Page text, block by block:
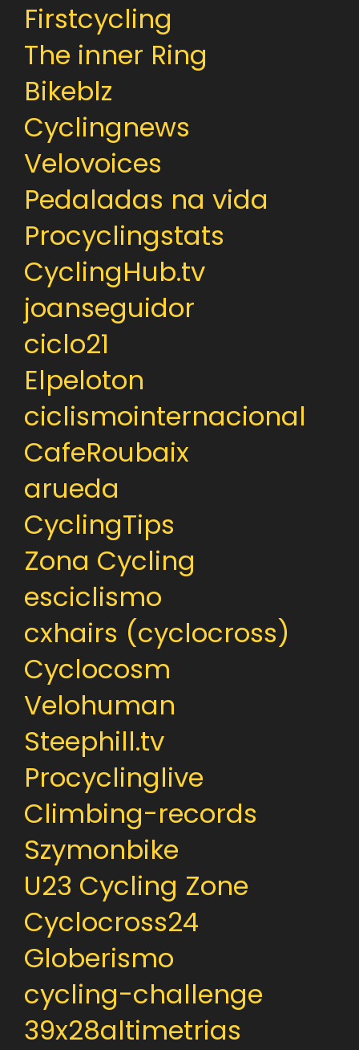
Firstcycling
The inner Ring
Bikeblz
Cyclingnews
Velovoices
Pedaladas na vida
Procyclingstats
CyclingHub.tv
joanseguidor
ciclo21
Elpeloton
ciclismointernacional
CafeRoubaix
arueda
CyclingTips
Zona Cycling
esciclismo
cxhairs (cyclocross)
Cyclocosm
Velohuman
Steephill.tv
Procyclinglive
Climbing-records
Szymonbike
U23 Cycling Zone
Cyclocross24
Globerismo
cycling-challenge
39x28altimetrias